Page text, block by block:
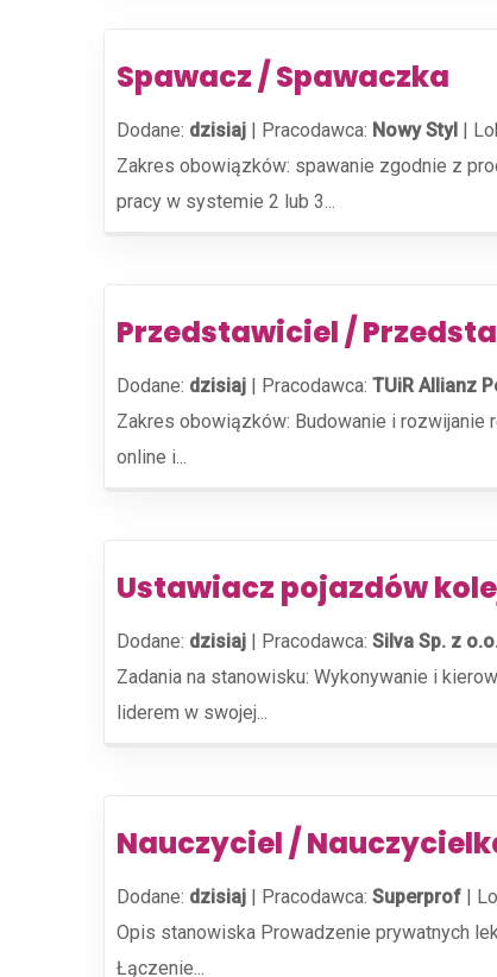
Spawacz / Spawaczka
Dodane: dzisiaj | Pracodawca: Nowy Styl |
Zakres obowiązków: spawanie zgodnie z
pracy w systemie 2 lub 3...
Przedstawiciel /
Dodane: dzisiaj | Pracodawca: TUiR Allianz
Zakres obowiązków: Budowanie i
online i...
Ustawiacz pojazdów
Dodane: dzisiaj | Pracodawca: Silva Sp. z
Zadania na stanowisku: Wykonywanie i
liderem w swojej...
Nauczyciel /
Dodane: dzisiaj | Pracodawca: Superprof |
Opis stanowiska Prowadzenie prywatnych
Łączenie...